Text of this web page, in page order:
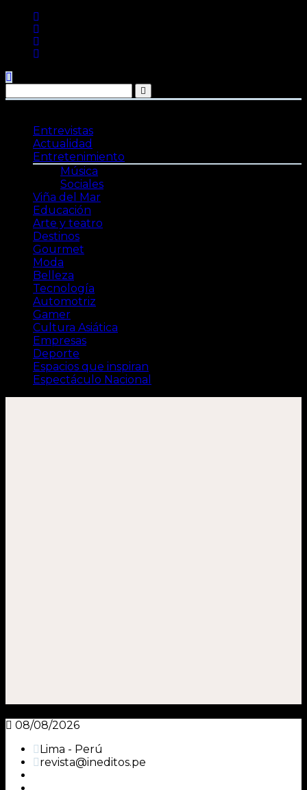
contenido
Entrevistas
Actualidad
Entretenimiento
Música
Sociales
Viña del Mar
Educación
Arte y teatro
Destinos
Gourmet
Moda
Belleza
Tecnología
Automotriz
Gamer
Cultura Asiática
Empresas
Deporte
Espacios que inspiran
Espectáculo Nacional
08/08/2026
Lima - Perú
revista@ineditos.pe